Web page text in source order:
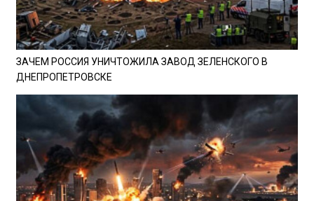
ЗАЧЕМ РОССИЯ УНИЧТОЖИЛА ЗАВОД ЗЕЛЕНСКОГО В
ДНЕПРОПЕТРОВСКЕ